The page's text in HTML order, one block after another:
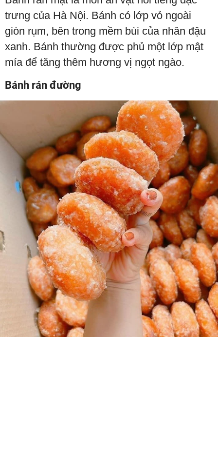
trưng của Hà Nội. Bánh có lớp vỏ ngoài
giòn rụm, bên trong mềm bùi của nhân đậu
xanh. Bánh thường được phủ một lớp mật
mía để tăng thêm hương vị ngọt ngào.
Bánh rán đường